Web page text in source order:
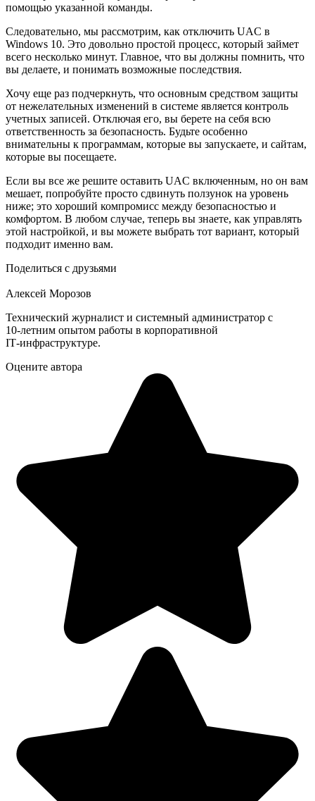
помощью указанной команды.
Следовательно, мы рассмотрим, как отключить UAC в
Windows 10. Это довольно простой процесс, который займет
всего несколько минут. Главное, что вы должны помнить, что
вы делаете, и понимать возможные последствия.
Хочу еще раз подчеркнуть, что основным средством защиты
от нежелательных изменений в системе является контроль
учетных записей. Отключая его, вы берете на себя всю
ответственность за безопасность. Будьте особенно
внимательны к программам, которые вы запускаете, и сайтам,
которые вы посещаете.
Если вы все же решите оставить UAC включенным, но он вам
мешает, попробуйте просто сдвинуть ползунок на уровень
ниже; это хороший компромисс между безопасностью и
комфортом. В любом случае, теперь вы знаете, как управлять
этой настройкой, и вы можете выбрать тот вариант, который
подходит именно вам.
Поделиться с друзьями
Алексей Морозов
Технический журналист и системный администратор с
10‑летним опытом работы в корпоративной
IT‑инфраструктуре.
Оцените автора